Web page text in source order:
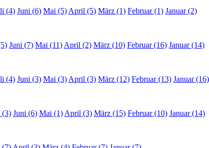
(4) Juni (6) Mai (5) April (5) März (1) Februar (1) Januar (2)
Juni (7) Mai (11) April (2) März (10) Februar (16) Januar (14)
(4) Juni (3) Mai (3) April (3) März (12) Februar (13) Januar (16)
(3) Juni (6) Mai (1) April (3) März (15) Februar (10) Januar (14)